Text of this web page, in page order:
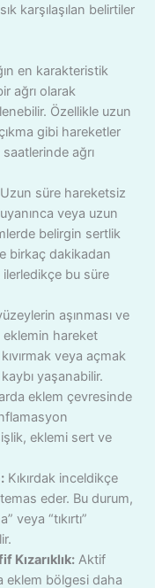
karşılaşılan belirtiler
en karakteristik
ağrı olarak
Özellikle uzun
gibi hareketler
ağrı
süre hareketsiz
veya uzun
belirgin sertlik
birkaç dakikadan
bu süre
aşınması ve
eklemin hareket
kıvırmak veya açmak
yaşanabilir.
eklem çevresinde
eklemi sert ve
Kıkırdak inceldikçe
eder. Bu durum,
veya “tıkırtı”
Kızarıklık:Aktif
eklem bölgesi daha